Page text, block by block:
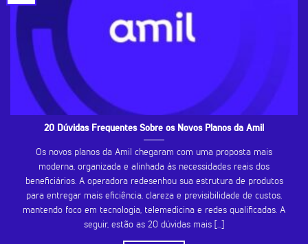
20 Dúvidas Frequentes Sobre os Novos Planos da Amil
Os novos planos da Amil chegaram com uma proposta mais
moderna, organizada e alinhada às necessidades reais dos
beneficiários. A operadora redesenhou sua estrutura de produtos
para entregar mais eficiência, clareza e previsibilidade de custos,
mantendo foco em tecnologia, telemedicina e redes qualificadas. A
seguir, estão as 20 dúvidas mais [...]